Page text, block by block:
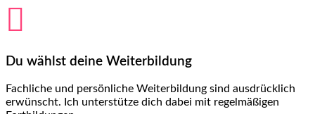

Du wählst deine Weiterbildung
Fachliche und persönliche Weiterbildung sind ausdrücklich
erwünscht. Ich unterstütze dich dabei mit regelmäßigen